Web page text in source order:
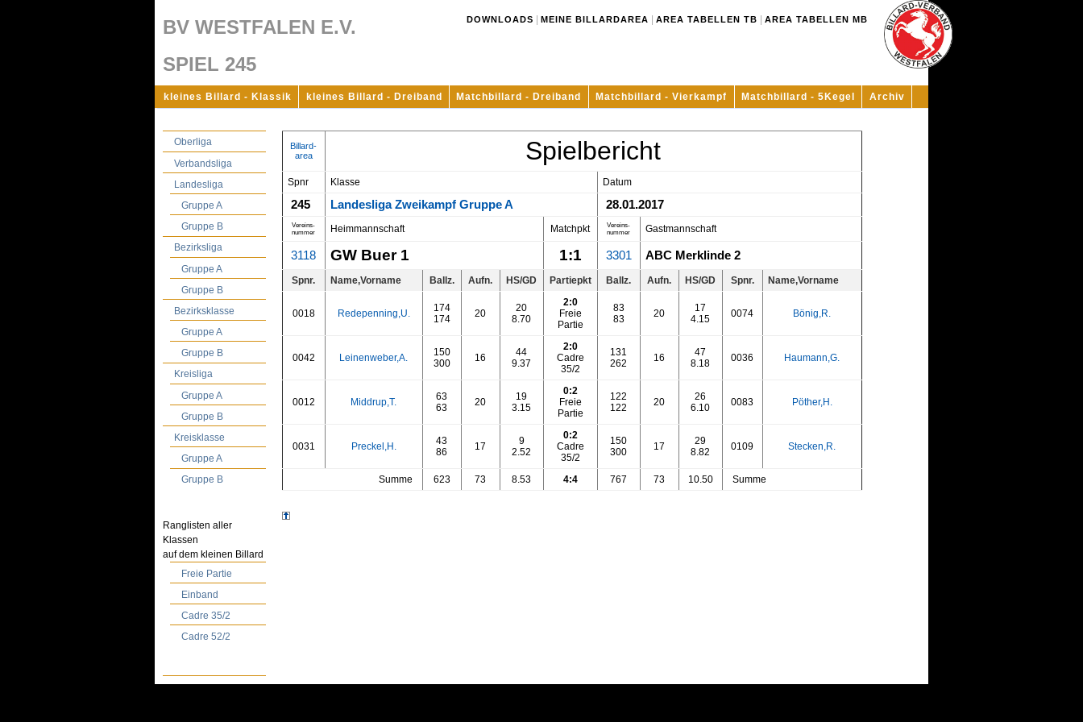
BV WESTFALEN E.V. DOWNLOADS MEINE BILLARDAREA AREA TABELLEN TB AREA TABELLEN MB
SPIEL 245
kleines Billard - Klassik kleines Billard - Dreiband Matchbillard - Dreiband Matchbillard - Vierkampf Matchbillard - 5Kegel Archiv
Oberliga
Verbandsliga
Landesliga
Gruppe A
Gruppe B
Bezirksliga
Gruppe A
Gruppe B
Bezirksklasse
Gruppe A
Gruppe B
Kreisliga
Gruppe A
Gruppe B
Kreisklasse
Gruppe A
Gruppe B
Ranglisten aller
Klassen
auf dem kleinen Billard
Freie Partie
Einband
Cadre 35/2
Cadre 52/2
Billard-
area
Spielbericht
Spnr Klasse Datum
245 Landesliga Zweikampf Gruppe A 28.01.2017
Vereins-
nummer
Heimmannschaft Matchpkt
Vereins-
nummer
Gastmannschaft
3118 GW Buer 1 1:1 3301 ABC Merklinde 2
Spnr. Name,Vorname Ballz. Aufn. HS/GD Partiepkt Ballz. Aufn. HS/GD Spnr. Name,Vorname
0018 Redepenning,U.
174
174
20
20
8.70
2:0
Freie
Partie
83
83
20
17
4.15
0074 Bönig,R.
0042 Leinenweber,A.
150
300
16
44
9.37
2:0
Cadre
35/2
131
262
16
47
8.18
0036 Haumann,G.
0012 Middrup,T.
63
63
20
19
3.15
0:2
Freie
Partie
122
122
20
26
6.10
0083 Pöther,H.
0031 Preckel,H.
43
86
17
9
2.52
0:2
Cadre
35/2
150
300
17
29
8.82
0109 Stecken,R.
Summe 623 73 8.53 4:4 767 73 10.50 Summe